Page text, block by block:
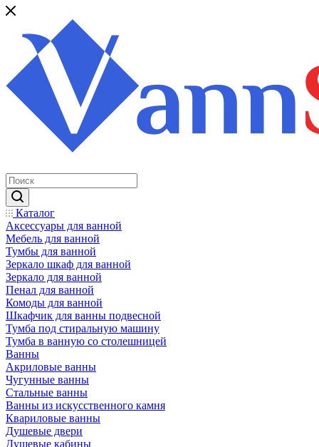
Каталог
Аксессуары для ванной
Мебель для ванной
Тумбы для ванной
Зеркало шкаф для ванной
Зеркало для ванной
Пенал для ванной
Комоды для ванной
Шкафчик для ванны подвесной
Тумба под стиральную машину
Тумба в ванную со столешницей
Ванны
Акриловые ванны
Чугунные ванны
Стальные ванны
Ванны из искусственного камня
Квариловые ванны
Душевые двери
Душевые кабины